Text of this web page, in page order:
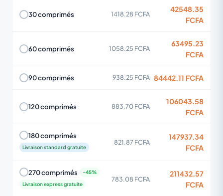
30 comprimés 1418.28 FCFA
42548.35
FCFA
60 comprimés 1058.25 FCFA
63495.23
FCFA
90 comprimés 938.25 FCFA 84442.11 FCFA
120 comprimés 883.70 FCFA
106043.58
FCFA
180 comprimés
Livraison standard gratuite
821.87 FCFA
147937.34
FCFA
270 comprimés
Livraison express gratuite
783.08 FCFA
211432.57
FCFA